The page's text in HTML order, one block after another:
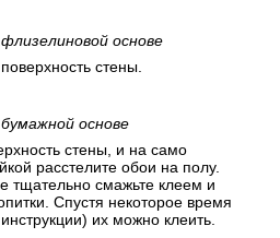
основе
стены.
основе
стены, и на само
расстелите обои на полу.
тщательно смажьте клеем и
Спустя некоторое время
их можно клеить.